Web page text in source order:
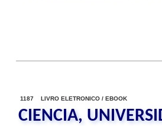
1187 LIVRO ELETRONICO / EBOOK
CIENCIA,